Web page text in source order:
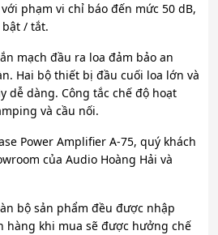
phạm vi chỉ báo đến mức 50 dB,
/ tắt.
mạch đầu ra loa đảm bảo an
Hai bộ thiết bị đầu cuối loa lớn và
dễ dàng. Công tắc chế độ hoạt
và cầu nối.
Power Amplifier A-75, quý khách
của Audio Hoàng Hải và
bộ sản phẩm đều được nhập
hàng khi mua sẽ được hưởng chế